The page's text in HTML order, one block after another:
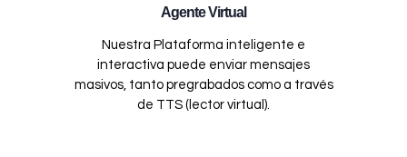
Agente Virtual
Nuestra Plataforma inteligente e
interactiva puede enviar mensajes
masivos, tanto pregrabados como a través
de TTS (lector virtual).